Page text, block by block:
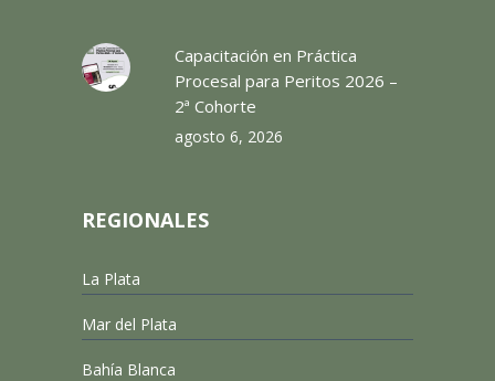
Capacitación en Práctica
Procesal para Peritos 2026 –
2ª Cohorte
agosto 6, 2026
REGIONALES
La Plata
Mar del Plata
Bahía Blanca